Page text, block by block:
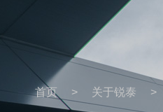
首页 > 关于锐泰 >